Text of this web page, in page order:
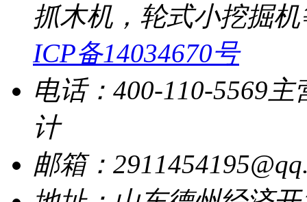
抓木机，轮式小挖掘
ICP备14034670号
电话：400-110-5569 主
计
邮箱：